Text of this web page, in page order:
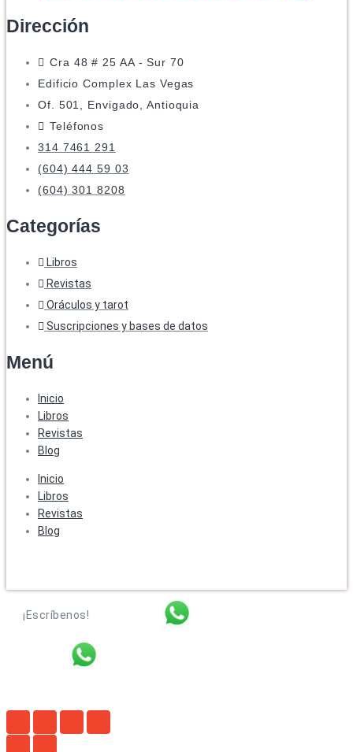
Dirección
Cra 48 # 25 AA - Sur 70
Edificio Complex Las Vegas
Of. 501, Envigado, Antioquia
Teléfonos
314 7461 291
(604) 444 59 03
(604) 301 8208
Categorías
Libros
Revistas
Oráculos y tarot
Suscripciones y bases de datos
Menú
Inicio
Libros
Revistas
Blog
Inicio
Libros
Revistas
Blog
¡Escríbenos!